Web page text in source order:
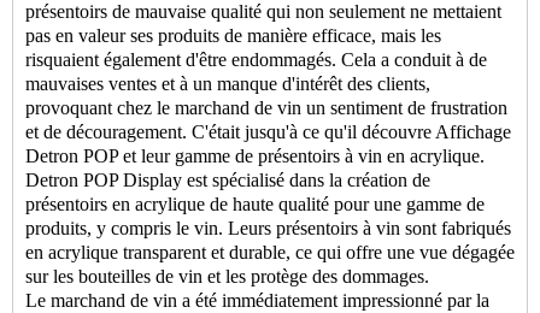
présentoirs de mauvaise qualité qui non seulement ne mettaient
pas en valeur ses produits de manière efficace, mais les
risquaient également d'être endommagés. Cela a conduit à de
mauvaises ventes et à un manque d'intérêt des clients,
provoquant chez le marchand de vin un sentiment de frustration
et de découragement. C'était jusqu'à ce qu'il découvre Affichage
Detron POPet leur gamme de présentoirs à vin en acrylique.
Detron POP Display est spécialisé dans la création de
présentoirs en acrylique de haute qualité pour une gamme de
produits, y compris le vin. Leurs présentoirs à vin sont fabriqués
en acrylique transparent et durable, ce qui offre une vue dégagée
sur les bouteilles de vin et les protège des dommages.
Le marchand de vin a été immédiatement impressionné par la